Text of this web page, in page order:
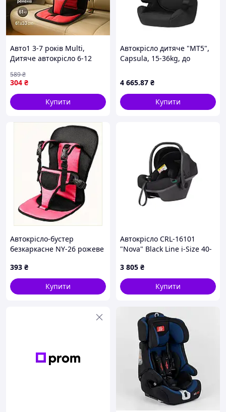
Авто1 3-7 років Multi,
Дитяче автокрісло 6-12
Дитяче до 25 кг ED-42
304 ₴
589₴
Купити
Автокрісло дитяче "MT5",
Capsula, 15-36kg, до
4 665.87 ₴
Купити
Автокрісло-бустер
безкаркасне NY-26 рожеве
393 ₴
Купити
Автокрісло CRL-16101
"Nova" Black Line i-Size 40-
3 805 ₴
Купити